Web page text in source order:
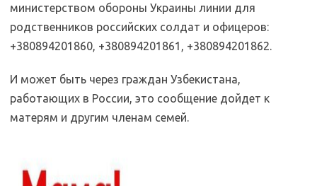
министерством обороны Украины линии для
родственников российских солдат и офицеров:
+380894201860, +380894201861, +380894201862.
И может быть через граждан Узбекистана,
работающих в России, это сообщение дойдет к
матерям и другим членам семей.